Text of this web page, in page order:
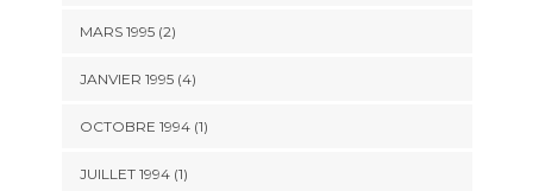
MARS 1995 (2)
JANVIER 1995 (4)
OCTOBRE 1994 (1)
JUILLET 1994 (1)